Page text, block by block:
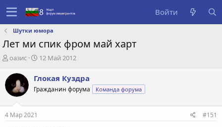
Войти
Шутки юмора
Лет ми спик фром май харт
А
т
о
р
е
м
оазис
Д
т
а
с
12 Май 2012
Глокая Куздра
Гражданин форума Команда форума
4 Мар 2021 #151